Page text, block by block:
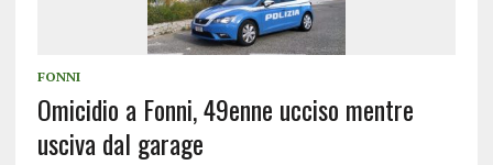
FONNI
Omicidio a Fonni, 49enne ucciso mentre
usciva dal garage